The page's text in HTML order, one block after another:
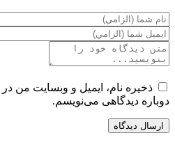
ذخیره نام، ایمیل و وبسایت من
دوباره دیدگاهی می‌نویسم.